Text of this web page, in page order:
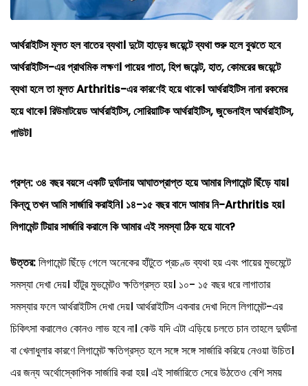
আর্থরাইটিস মূলত হল বাতের ব্যথা। দুটো হাড়ের জয়েন্টে ব্যথা শুরু হলে বুঝতে হবে
আর্থরাইটিস-এর প্রাথমিক লক্ষণ। পায়ের পাতা, হিপ জয়েন্ট, হাত, কোমরের জয়েন্টে
ব্যথা হলে তা মূলত Arthritis-এর কারণেই হয়ে থাকে। আর্থরাইটিস নানা রকমের
হয়ে থাকে। রিউমাটয়েড আর্থরাইটিস, সোরিয়াটিক আর্থরাইটিস, জুভেনাইল আর্থরাইটিস,
গাউট।
প্রশ্ন:৩৪ বছর বয়সে একটি দুর্ঘটনায় আঘাতপ্রাপ্ত হয়ে আমার লিগামেন্ট ছিঁড়ে যায়।
কিন্তু তখন আমি সার্জারি করাইনি। ১৪-১৫ বছর বাদে আমার নি-Arthritis হয়।
লিগামেন্ট টিয়ার সার্জারি করালে কি আমার এই সমস্যা ঠিক হয়ে যাবে?
উত্তর:লিগামেন্ট ছিঁড়ে গেলে অনেকের হাঁটুতে প্রচণ্ড ব্যথা হয় এবং পায়ের মুভমেন্টে
সমস্যা দেখা দেয়। হাঁটুর মুভমেন্টও ক্ষতিগ্রস্ত হয়। ১০- ১৫ বছর ধরে লাগাতার
সমস্যার ফলে আর্থরাইটিস দেখা দেয়। আর্থরাইটিস একবার দেখা দিলে লিগামেন্ট-এর
চিকিৎসা করালেও কোনও লাভ হবে না। কেউ যদি এটা এড়িয়ে চলতে চান তাহলে দুর্ঘটনা
বা খেলাধুলার কারণে লিগামেন্ট ক্ষতিগ্রস্ত হলে সঙ্গে সঙ্গে সার্জারি করিয়ে নেওয়া উচিত।
এর জন্য অর্থোস্কোপিক সার্জারি করা হয়। এই সার্জারিতে সেরে উঠতেও বেশি সময়